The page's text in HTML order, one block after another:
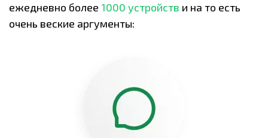
ежедневно более 1000 устройств и на то есть
очень веские аргументы: